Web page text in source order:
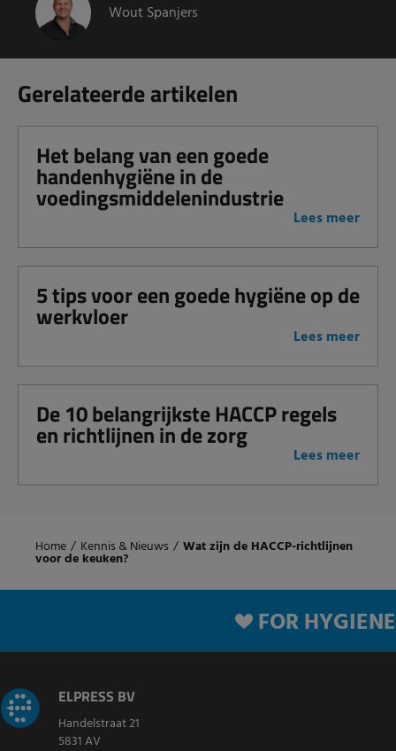
Wout Spanjers
Gerelateerde artikelen
Het belang van een goede
handenhygiëne in de
voedingsmiddelenindustrie
Lees meer
5 tips voor een goede hygiëne op de
werkvloer
Lees meer
De 10 belangrijkste HACCP regels
en richtlijnen in de zorg
Lees meer
Home / Kennis & Nieuws / Wat zijn de HACCP-richtlijnen
voor de keuken?
FOR HYGIENE
ELPRESS BV
Handelstraat 21
5831 AV